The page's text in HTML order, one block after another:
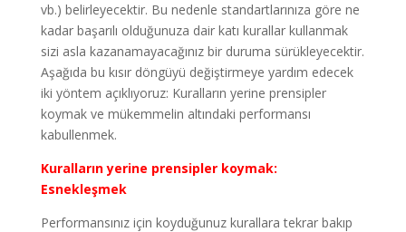
vb.) belirleyecektir. Bu nedenle standartlarınıza göre ne
kadar başarılı olduğunuza dair katı kurallar kullanmak
sizi asla kazanamayacağınız bir duruma sürükleyecektir.
Aşağıda bu kısır döngüyü değiştirmeye yardım edecek
iki yöntem açıklıyoruz: Kuralların yerine prensipler
koymak ve mükemmelin altındaki performansı
kabullenmek.
Kuralların yerine prensipler koymak:
Esnekleşmek
Performansınız için koyduğunuz kurallara tekrar bakıp